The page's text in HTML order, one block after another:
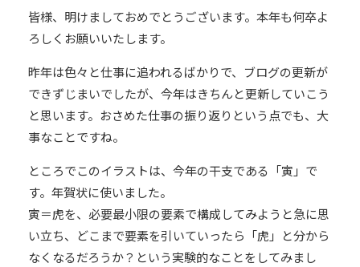
皆様、明けましておめでとうございます。本年も何卒よ
ろしくお願いいたします。
昨年は色々と仕事に追われるばかりで、ブログの更新が
できずじまいでしたが、今年はきちんと更新していこう
と思います。おさめた仕事の振り返りという点でも、大
事なことですね。
ところでこのイラストは、今年の干支である「寅」で
す。年賀状に使いました。
寅＝虎を、必要最小限の要素で構成してみようと急に思
い立ち、どこまで要素を引いていったら「虎」と分から
なくなるだろうか？という実験的なことをしてみまし